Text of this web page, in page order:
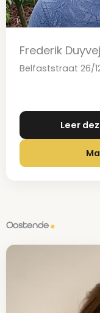
Frederik
Belfaststraat 26/
Leer
Oostende